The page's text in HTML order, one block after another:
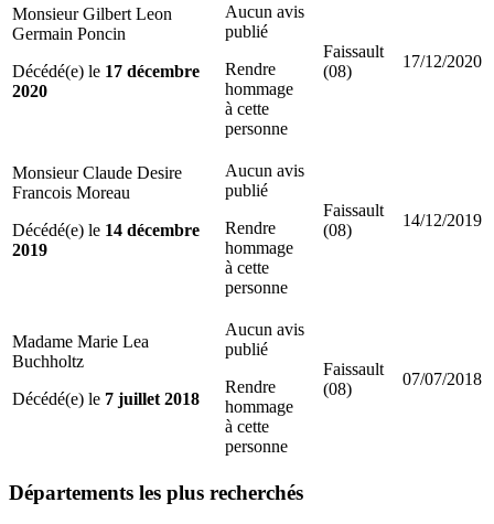
Monsieur Gilbert Leon
Germain Poncin
Décédé(e) le 17 décembre
2020
Aucun avis
publié
Rendre
hommage
à cette
personne
Faissault
(08)
17/12/2020
Monsieur Claude Desire
Francois Moreau
Décédé(e) le 14 décembre
2019
Aucun avis
publié
Rendre
hommage
à cette
personne
Faissault
(08)
14/12/2019
Madame Marie Lea
Buchholtz
Décédé(e) le 7 juillet 2018
Aucun avis
publié
Rendre
hommage
à cette
personne
Faissault
(08)
07/07/2018
Départements les plus recherchés